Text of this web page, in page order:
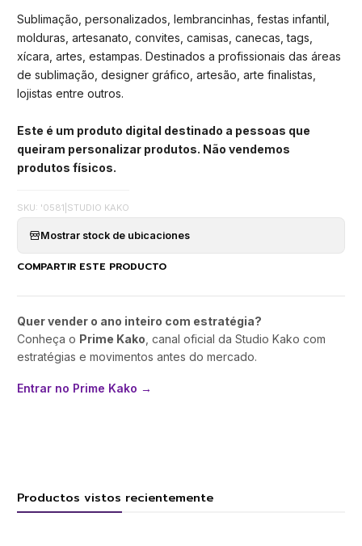
Sublimação, personalizados, lembrancinhas, festas infantil,
molduras, artesanato, convites, camisas, canecas, tags,
xícara, artes, estampas. Destinados a profissionais das áreas
de sublimação, designer gráfico, artesão, arte finalistas,
lojistas entre outros.
Este é um produto digital destinado a pessoas que
queiram personalizar produtos. Não vendemos
produtos físicos.
SKU: '0581 STUDIO KAKO
Mostrar stock de ubicaciones
COMPARTIR ESTE PRODUCTO
Quer vender o ano inteiro com estratégia?
Conheça o Prime Kako , canal oficial da Studio Kako com
estratégias e movimentos antes do mercado.
Entrar no Prime Kako →
Productos vistos recientemente